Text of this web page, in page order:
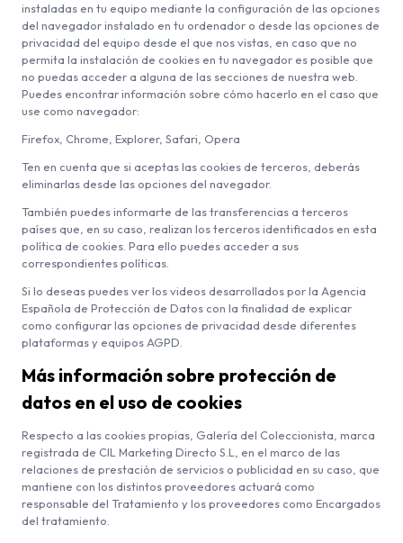
instaladas en tu equipo mediante la configuración de las opciones
del navegador instalado en tu ordenador o desde las opciones de
privacidad del equipo desde el que nos vistas, en caso que no
permita la instalación de cookies en tu navegador es posible que
no puedas acceder a alguna de las secciones de nuestra web.
Puedes encontrar información sobre cómo hacerlo en el caso que
use como navegador:
Firefox Chrome Explorer, Safari Opera
Ten en cuenta que si aceptas las cookies de terceros, deberás
eliminarlas desde las opciones del navegador.
También puedes informarte de las transferencias a terceros
países que, en su caso, realizan los terceros identificados en esta
política de cookies. Para ello puedes acceder a sus
correspondientes políticas.
Si lo deseas puedes ver los videos desarrollados por la Agencia
Española de Protección de Datos con la finalidad de explicar
como configurar las opciones de privacidad desde diferentes
plataformas y equipos AGPD
Más información sobre protección de
datos en el uso de cookies
Respecto a las cookies propias, Galería del Coleccionista, marca
registrada de CIL Marketing Directo S.L, en el marco de las
relaciones de prestación de servicios o publicidad en su caso, que
mantiene con los distintos proveedores actuará como
responsable del Tratamiento y los proveedores como Encargados
del tratamiento.